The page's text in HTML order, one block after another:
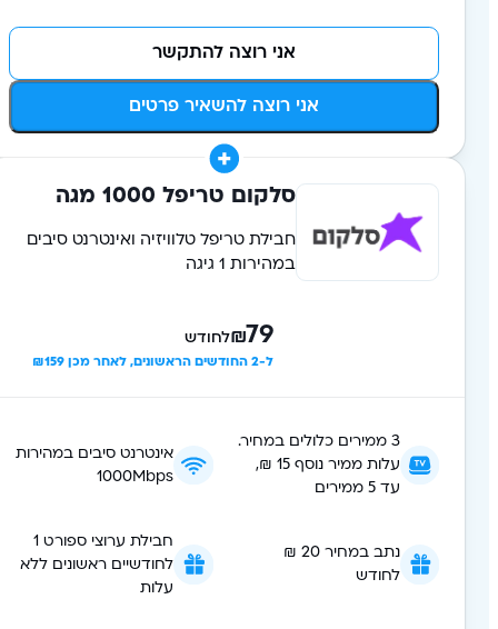
אני רוצה להשאיר פרטים
אני רוצה להתקשר
סלקום טריפל 1000 מגה
חבילת טריפל טלוויזיה ואינטרנט סיבים
במהירות 1 גיגה
₪לחודש
3 ממירים כלולים במחיר.
עלות ממיר נוסף 15 ₪,
אינטרנט סיבים במהירות
1000Mbps
נתב במחיר 20 ₪
לחודש
חבילת ערוצי ספורט 1
לחודשיים ראשונים ללא